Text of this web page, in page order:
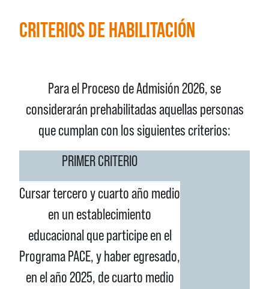
CRITERIOS DE HABILITACIÓN
Para el Proceso de Admisión 2026, se
considerarán prehabilitadas aquellas personas
que cumplan con los siguientes criterios:
PRIMER CRITERIO
Cursar tercero y cuarto año medio
en un establecimiento
educacional que participe en el
Programa PACE, y haber egresado,
en el año 2025, de cuarto medio